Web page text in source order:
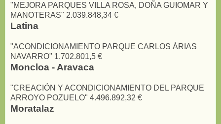
"MEJORA PARQUES VILLA ROSA, DOÑA GUIOMAR Y
MANOTERAS" 2.039.848,34 €
Latina
"ACONDICIONAMIENTO PARQUE CARLOS ÁRIAS
NAVARRO" 1.702.801,5 €
Moncloa - Aravaca
"CREACIÓN Y ACONDICIONAMIENTO DEL PARQUE
ARROYO POZUELO" 4.496.892,32 €
Moratalaz